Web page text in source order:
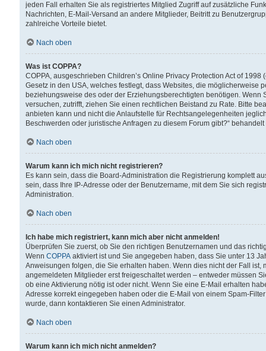
jeden Fall erhalten Sie als registriertes Mitglied Zugriff auf zusätzliche
Nachrichten, E-Mail-Versand an andere Mitglieder, Beitritt zu
zahlreiche Vorteile bietet.
Nach oben
Was ist COPPA?
COPPA, ausgeschrieben Children’s Online Privacy Protection Act of
Gesetz in den USA, welches festlegt, dass Websites, die
beziehungsweise des oder der Erziehungsberechtigten benötigen.
versuchen, zutrifft, ziehen Sie einen rechtlichen Beistand zu Rate. Bitte
anbieten kann und nicht die Anlaufstelle für Rechtsangelegenheiten
Beschwerden oder juristische Anfragen zu diesem Forum gibt?“
Nach oben
Warum kann ich mich nicht registrieren?
Es kann sein, dass die Board-Administration die Registrierung komplett
sein, dass Ihre IP-Adresse oder der Benutzername, mit dem Sie sich
Administration.
Nach oben
Ich habe mich registriert, kann mich aber nicht anmelden!
Überprüfen Sie zuerst, ob Sie den richtigen Benutzernamen und das
Wenn COPPA aktiviert ist und Sie angegeben haben, dass Sie unter 13
Anweisungen folgen, die Sie erhalten haben. Wenn dies nicht der Fall
angemeldeten Mitglieder erst freigeschaltet werden – entweder müssen
ob eine Aktivierung nötig ist oder nicht. Wenn Sie eine E-Mail erhalten
Adresse korrekt eingegeben haben oder die E-Mail von einem Spam-
wurde, dann kontaktieren Sie einen Administrator.
Nach oben
Warum kann ich mich nicht anmelden?